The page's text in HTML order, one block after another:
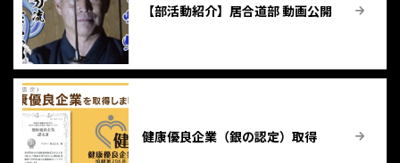
【部活動紹介】居合道部 動画公開
健康優良企業（銀の認定）取得